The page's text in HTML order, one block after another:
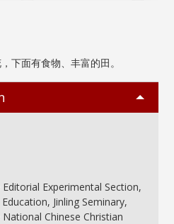
下面有食物、丰富的田。
Experimental Section,
Jinling Seminary,
Chinese Christian